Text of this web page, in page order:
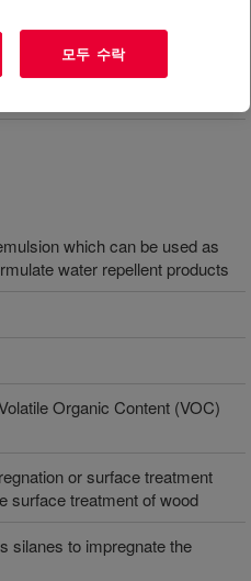
construction materials such
and render/stucco), bricks and
which can be used as
water repellent products
Organic Content (VOC)
or surface treatment
surface treatment of wood
silanes to impregnate the
모두 수락